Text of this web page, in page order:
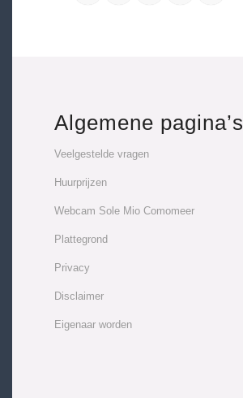
Algemene pagina’s
Veelgestelde vragen
Huurprijzen
Webcam Sole Mio Comomeer
Plattegrond
Privacy
Disclaimer
Eigenaar worden